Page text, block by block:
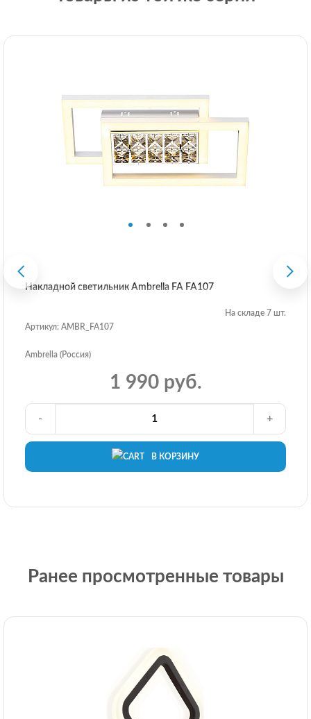
Накладной светильник Ambrella FA FA107
На складе 7 шт.
Артикул: AMBR_FA107
Ambrella (Россия)
1 990 руб.
В КОРЗИНУ
- +
Ранее просмотренные товары